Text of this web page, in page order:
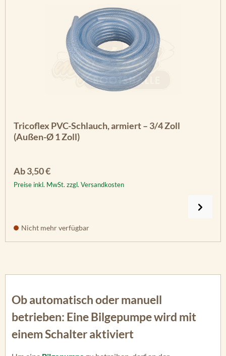
Tricoflex PVC-Schlauch, armiert – 3/4 Zoll
(Außen-Ø 1 Zoll)
Regulärer Preis:
Ab3,50 €
Preise inkl. MwSt. zzgl. Versandkosten
Nicht mehr verfügbar
Ob automatisch oder manuell
betrieben: Eine Bilgepumpe wird mit
einem Schalter aktiviert